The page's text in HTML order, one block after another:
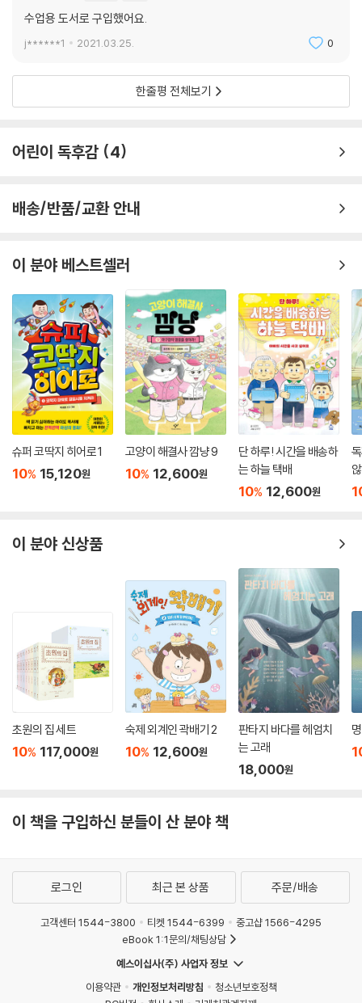
수업용 도서로 구입했어요.
j******1 2021.03.25. 0
한줄평 전체보기
어린이 독후감 4
배송/반품/교환 안내
이 분야 베스트셀러
슈퍼 코딱지 히어로 1
10% 15,120원
고양이 해결사 깜냥 9
10% 12,600원
단 하루! 시간을 배송하
는 하늘 택배
10% 12,600원
이 분야 신상품
초원의 집 세트
10% 117,000원
숙제 외계인 곽배기 2
10% 12,600원
판타지 바다를 헤엄치
는 고래
18,000원
이 책을 구입하신 분들이 산 분야 책
로그인 최근 본 상품 주문/배송
고객센터 1544-3800 티켓 1544-6399
중고샵 1566-4295
eBook 1:1문의/채팅상담
예스이십사(주) 사업자 정보
이용약관
개인정보처리방침
청소년보호정책